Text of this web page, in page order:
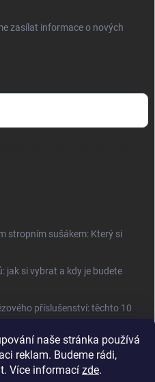
naše stránka používá
reklam. Budeme rádi,
Více informací zde.
zasílat informace o nových
stropním sušákem: Který si
jak si vybrat a kdy je budete
příslušenství: těchto 10